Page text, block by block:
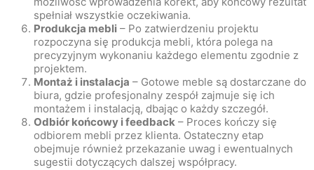
spełniał wszystkie oczekiwania.
Produkcja mebli – Po zatwierdzeniu projektu
rozpoczyna się produkcja mebli, która polega na
precyzyjnym wykonaniu każdego elementu zgodnie z
projektem.
Montaż i instalacja – Gotowe meble są dostarczane do
biura, gdzie profesjonalny zespół zajmuje się ich
montażem i instalacją, dbając o każdy szczegół.
Odbiór końcowy i feedback – Proces kończy się
odbiorem mebli przez klienta. Ostateczny etap
obejmuje również przekazanie uwag i ewentualnych
sugestii dotyczących dalszej współpracy.